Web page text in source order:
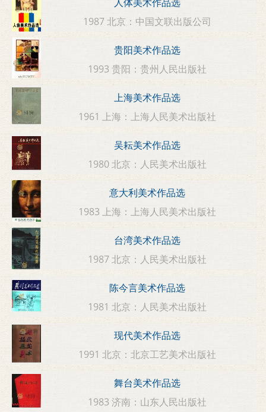
人体美术作品选
1987 北京：中国文联出版公司
贵阳美术作品选
1993 贵阳：贵州人民出版社
上海美术作品选
1961 上海：上海人民美术出版社
吴耘美术作品选
1980 北京：人民美术出版社
意大利美术作品选
1983 上海：上海人民美术出版社
台湾美术作品选
1987 北京：人民美术出版社
陈今言美术作品选
1981 北京：人民美术出版社
现代美术作品选
1991 北京：北京工艺美术出版社
舞台美术作品选
1983 济南：山东人民出版社